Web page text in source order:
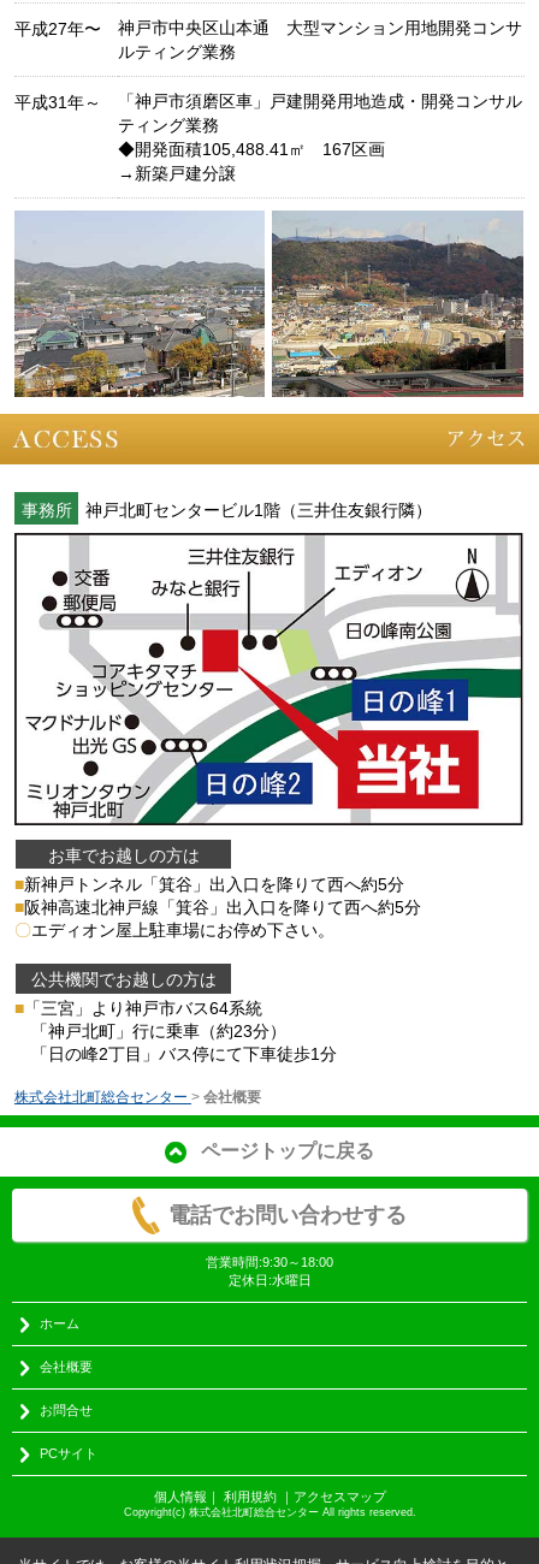
平成27年〜
神戸市中央区山本通 大型マンション用地開発コンサ
ルティング業務
平成31年～
「神戸市須磨区車」戸建開発用地造成・開発コンサル
ティング業務
◆開発面積105,488.41㎡ 167区画
→新築戸建分譲
事務所 神戸北町センタービル1階（三井住友銀行隣）
お車でお越しの方は
■新神戸トンネル「箕谷」出入口を降りて西へ約5分
■阪神高速北神戸線「箕谷」出入口を降りて西へ約5分
〇エディオン屋上駐車場にお停め下さい。
公共機関でお越しの方は
■「三宮」より神戸市バス64系統
「神戸北町」行に乗車（約23分）
「日の峰2丁目」バス停にて下車徒歩1分
株式会社北町総合センター > 会社概要
ページトップに戻る
電話でお問い合わせする
営業時間:9:30～18:00
定休日:水曜日
ホーム
会社概要
お問合せ
PCサイト
個人情報 ｜ 利用規約｜ アクセスマップ
Copyright(c) 株式会社北町総合センター All rights reserved.